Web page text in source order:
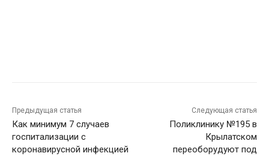
Предыдущая статья
Как минимум 7 случаев
госпитализации с
коронавирусной инфекцией
Следующая статья
Поликлинику №195 в
Крылатском
переоборудуют под